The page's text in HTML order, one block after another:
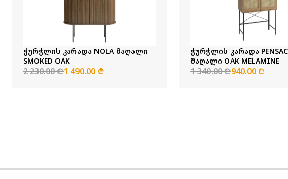
ჭურჭლის კარადა NOLA მაღალი
SMOKED OAK
2 230.00 ₾1 490.00 ₾
ჭურჭლის კარადა
მაღალი OAK MELAMINE
1 340.00 ₾940.00 ₾